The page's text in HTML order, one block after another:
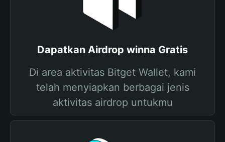
Dapatkan Airdrop winna Gratis
Di area aktivitas Bitget Wallet, kami
telah menyiapkan berbagai jenis
aktivitas airdrop untukmu